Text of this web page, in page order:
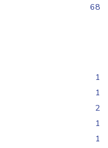
68
1
1
2
1
1